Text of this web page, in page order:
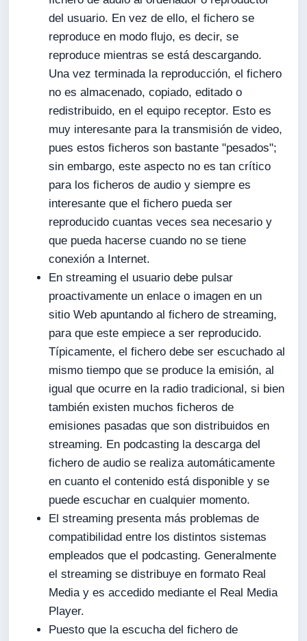
del usuario. En vez de ello, el fichero se
reproduce en modo flujo, es decir, se
reproduce mientras se está descargando.
Una vez terminada la reproducción, el fichero
no es almacenado, copiado, editado o
redistribuido, en el equipo receptor. Esto es
muy interesante para la transmisión de video,
pues estos ficheros son bastante "pesados";
sin embargo, este aspecto no es tan crítico
para los ficheros de audio y siempre es
interesante que el fichero pueda ser
reproducido cuantas veces sea necesario y
que pueda hacerse cuando no se tiene
conexión a Internet.
En streaming el usuario debe pulsar
proactivamente un enlace o imagen en un
sitio Web apuntando al fichero de streaming,
para que este empiece a ser reproducido.
Típicamente, el fichero debe ser escuchado al
mismo tiempo que se produce la emisión, al
igual que ocurre en la radio tradicional, si bien
también existen muchos ficheros de
emisiones pasadas que son distribuidos en
streaming. En podcasting la descarga del
fichero de audio se realiza automáticamente
en cuanto el contenido está disponible y se
puede escuchar en cualquier momento.
El streaming presenta más problemas de
compatibilidad entre los distintos sistemas
empleados que el podcasting. Generalmente
el streaming se distribuye en formato Real
Media y es accedido mediante el Real Media
Player.
Puesto que la escucha del fichero de